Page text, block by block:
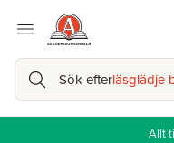
Sök efterläsglädje
Allt